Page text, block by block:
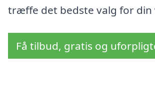
træffe det bedste valg for din
Få tilbud, gratis og